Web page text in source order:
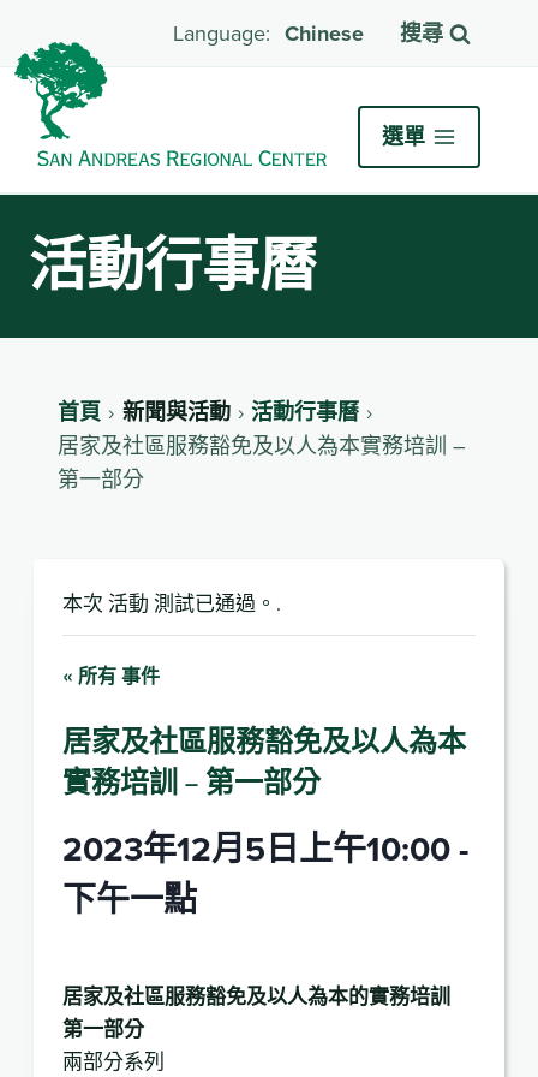
Chinese 搜尋
選單
活動行事曆
首頁 新聞與活動 活動行事曆
居家及社區服務豁免及以人為本實務培訓 –
第一部分
本次 活動 測試已通過。.
« 所有 事件
居家及社區服務豁免及以人為本
實務培訓 – 第一部分
2023年12月5日上午10:00-
下午一點
居家及社區服務豁免及以人為本的實務培訓
第一部分
兩部分系列